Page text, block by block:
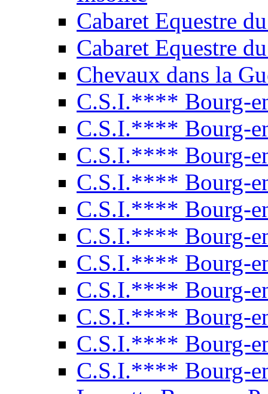
Cabaret Equestre
Cabaret Equestre
Chevaux dans la
C.S.I.**** Bourg-
C.S.I.**** Bourg-
C.S.I.**** Bourg-
C.S.I.**** Bourg-
C.S.I.**** Bourg-
C.S.I.**** Bourg-
C.S.I.**** Bourg-
C.S.I.**** Bourg-
C.S.I.**** Bourg-
C.S.I.**** Bourg-
C.S.I.**** Bourg-